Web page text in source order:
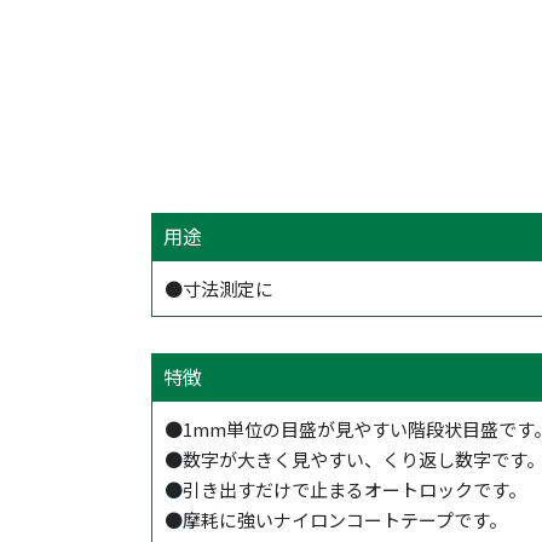
用途
●寸法測定に
特徴
●1mm単位の目盛が見やすい階段状目盛です
●数字が大きく見やすい、くり返し数字です
●引き出すだけで止まるオートロックです。
●摩耗に強いナイロンコートテープです。